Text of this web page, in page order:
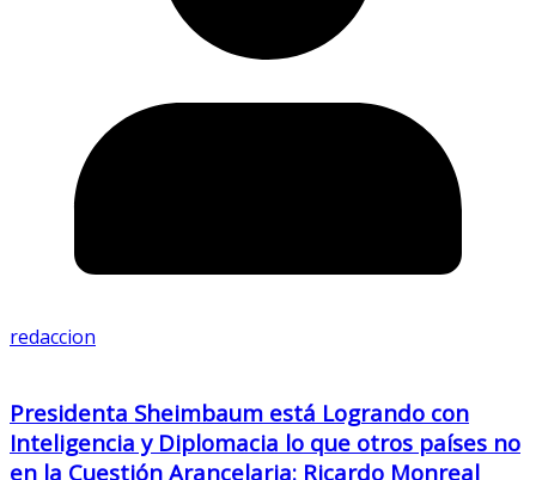
redaccion
Presidenta Sheimbaum está Logrando con
Inteligencia y Diplomacia lo que otros países no
en la Cuestión Arancelaria: Ricardo Monreal